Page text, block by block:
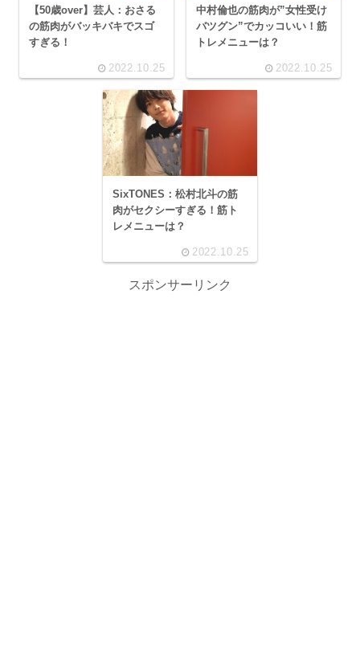
【50歳over】芸人：おさる
の筋肉がバッキバキでスゴ
すぎる！
2022.10.25
中村倫也の筋肉が”女性受け
バツグン”でカッコいい！筋
トレメニューは？
2022.10.25
SixTONES：松村北斗の筋
肉がセクシーすぎる！筋ト
レメニューは？
2022.10.25
スポンサーリンク